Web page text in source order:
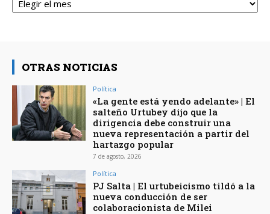
OTRAS NOTICIAS
Política
«La gente está yendo adelante» | El
salteño Urtubey dijo que la
dirigencia debe construir una
nueva representación a partir del
hartazgo popular
7 de agosto, 2026
Política
PJ Salta | El urtubeicismo tildó a la
nueva conducción de ser
colaboracionista de Milei